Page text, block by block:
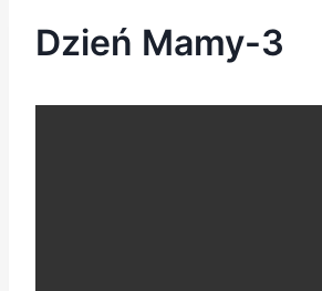
Dzień Mamy-3